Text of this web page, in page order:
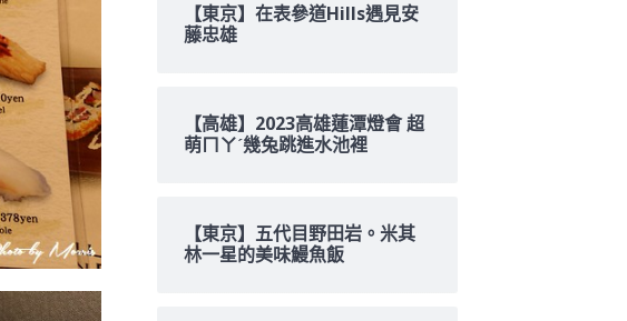
【東京】在表參道Hills遇見安
藤忠雄
【高雄】2023高雄蓮潭燈會 超
萌ㄇㄚˊ幾兔跳進水池裡
【東京】五代目野田岩。米其
林一星的美味鰻魚飯